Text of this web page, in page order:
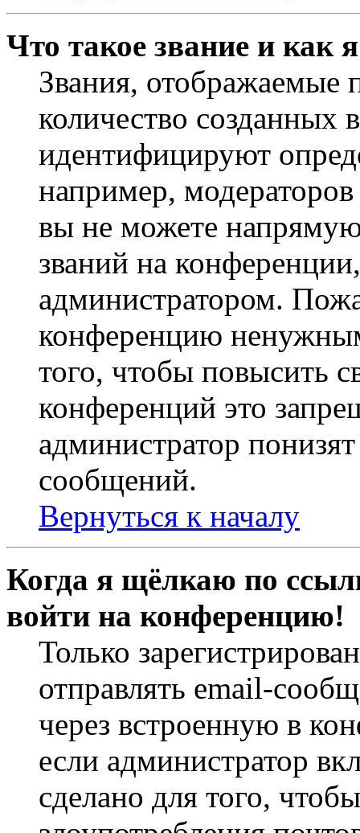
Что такое звание и как
Звания,
количество
идентифицируют
например,
вы не можете
званий на
администратором.
конференцию
того, чтобы повысить
конференций это
администратор
сообщений.
Вернуться к началу
Когда я щёлкаю по
войти на конференцию!
Только
отправлять email-
через встроенную в
если администратор
сделано для того,